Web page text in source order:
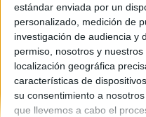
estándar enviada por un
personalizado, medición de
investigación de audiencia y
permiso, nosotros y
localización geográfica
características de
su consentimiento a
que llevemos a cabo el
© Perfil.com 2006-2019 -
Registro de